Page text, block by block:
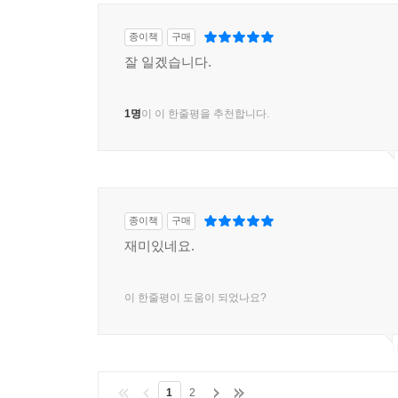
종이책 구매
잘 일겠습니다.
1명이 이 한줄평을 추천합니다.
종이책 구매
재미있네요.
이 한줄평이 도움이 되었나요?
1 2